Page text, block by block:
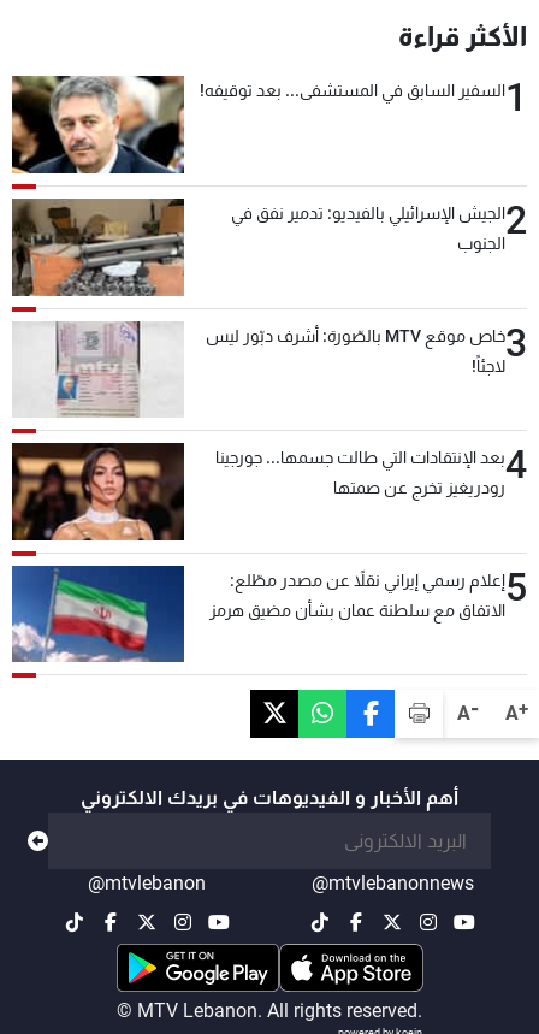
A+
A-
الأكثر قراءة
1السفير السابق في المستشفى... بعد توقيفه!
2الجيش الإسرائيلي بالفيديو: تدمير نفق في
الجنوب
3
خاص موقع MTV بالصّورة: أشرف دبّور ليس
لاجئاً!
4بعد الإنتقادات التي طالت جسمها... جورجينا
رودريغيز تخرج عن صمتها
5إعلام رسمي إيراني نقلاً عن مصدر مطّلع:
الاتفاق مع سلطنة عمان بشأن مضيق هرمز
أهم الأخبار و الفيديوهات في بريدك الالكتروني
@mtvlebanonnews
@mtvlebanon
© MTV Lebanon. All rights reserved.
عن MTV
وظائف
شروط الإسـتخدام
سياسة الخصوصية